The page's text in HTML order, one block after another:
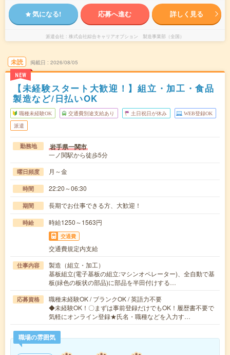
気になる! 応募へ進む 詳しく見る
派遣会社 株式会社綜合キャリアオプション 製造事業部（全国）
未読
NEW
掲載日 2026/08/05
【未経験スタート大歓迎！】組立・加工・食品
製造など/日払いOK
職種未経験OK 交通費別途支給あり 土日祝日が休み WEB登録OK
派遣
勤務地 岩手県一関市
一ノ関駅から徒歩5分
曜日頻度 月～金
時間 22:20～06:30
期間 長期でお仕事できる方、大歓迎！
時給 時給1250～1563円
交通費
交通費規定内支給
仕事内容
製造（組立・加工）
基板組立(電子基板の組立:マシンオペレーター)、全自動で基
板(緑色の板状の部品)に部品を半田付けする…
応募資格
職種未経験OK / ブランクOK / 英語力不要
◆未経験OK！〇まずは事前登録だけでもOK！履歴書不要で
気軽にオンライン登録★氏名・職種などを入力す…
職場の雰囲気